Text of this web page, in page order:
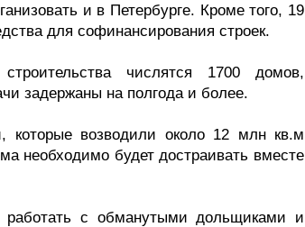
и в Петербурге. Кроме того, 19
для софинансирования строек.
числятся 1700 домов,
задержаны на полгода и более.
которые возводили около 12 млн кв.м
необходимо будет достраивать вместе
работать с обманутыми дольщиками и